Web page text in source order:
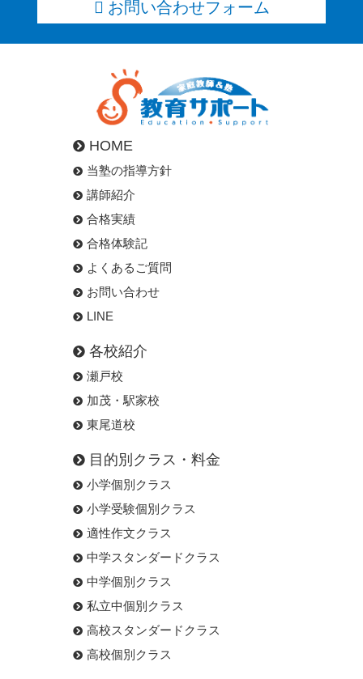
お問い合わせフォーム
HOME
当塾の指導方針
講師紹介
合格実績
合格体験記
よくあるご質問
お問い合わせ
LINE
各校紹介
瀬戸校
加茂・駅家校
東尾道校
目的別クラス・料金
小学個別クラス
小学受験個別クラス
適性作文クラス
中学スタンダードクラス
中学個別クラス
私立中個別クラス
高校スタンダードクラス
高校個別クラス